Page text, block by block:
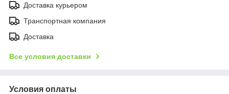
Доставка курьером
Транспортная компания
Доставка
Все условия доставки
Условия оплаты